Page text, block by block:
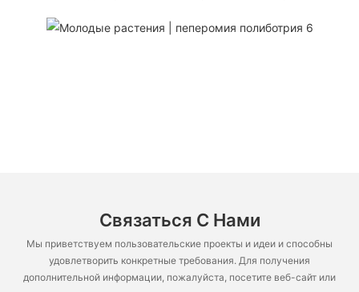
Связаться С Нами
Мы приветствуем пользовательские проекты и идеи и способны
удовлетворить конкретные требования. Для получения
дополнительной информации, пожалуйста, посетите веб-сайт или